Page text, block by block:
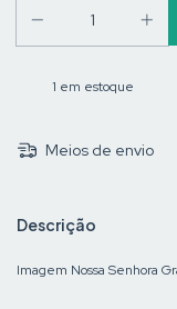
1 em estoque
Meios de envio
Descrição
Imagem Nossa Senhora